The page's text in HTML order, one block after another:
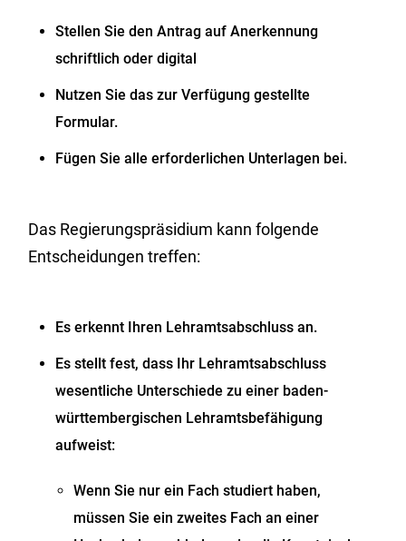
Stellen Sie den Antrag auf Anerkennung
schriftlich oder digital
Nutzen Sie das zur Verfügung gestellte
Formular.
Fügen Sie alle erforderlichen Unterlagen bei.
Das Regierungspräsidium kann folgende
Entscheidungen treffen:
Es erkennt Ihren Lehramtsabschluss an.
Es stellt fest, dass Ihr Lehramtsabschluss
wesentliche Unterschiede zu einer baden-
württembergischen Lehramtsbefähigung
aufweist:
Wenn Sie nur ein Fach studiert haben,
müssen Sie ein zweites Fach an einer